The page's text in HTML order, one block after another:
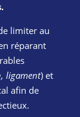
limiter au
réparant
ligament) et
afin de